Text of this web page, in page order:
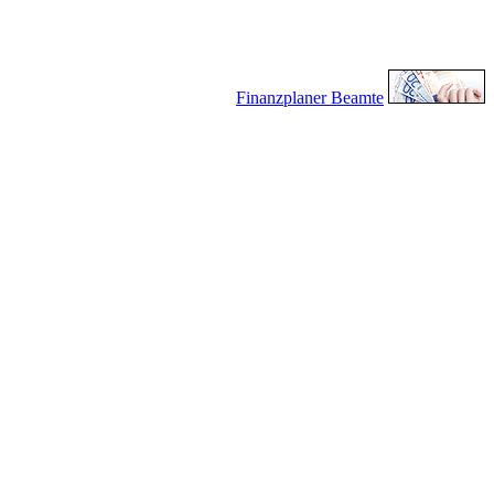
Finanzplaner Beamte